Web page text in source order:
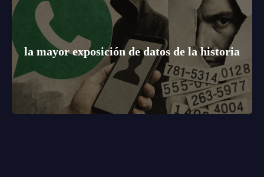
la mayor exposición de datos de la historia